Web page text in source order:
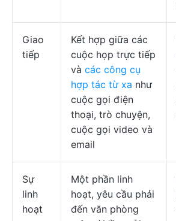
Giao
tiếp
Kết hợp giữa các
cuộc họp trực tiếp
và các công cụ
hợp tác từ xa như
cuộc gọi điện
thoại, trò chuyện,
cuộc gọi video và
email
Sự
linh
hoạt
Một phần linh
hoạt, yêu cầu phải
đến văn phòng